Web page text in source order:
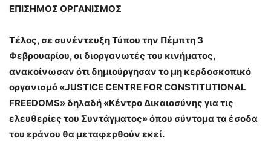
ΕΠΙΣΗΜΟΣ ΟΡΓΑΝΙΣΜΟΣ
Τέλος, σε συνέντευξη Τύπου την Πέμπτη 3
Φεβρουαρίου, οι διοργανωτές του κινήματος,
ανακοίνωσαν ότι δημιούργησαν το μη κερδοσκοπικό
οργανισμό «JUSTICECENTRE FORCONSTITUTIONAL
FREEDOMS» δηλαδή «Κέντρο Δικαιοσύνης για τις
ελευθερίες του Συντάγματος» όπου σύντομα τα έσοδα
του εράνου θα μεταφερθούν εκεί.